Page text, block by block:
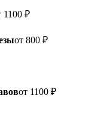
1100 ₽
от 800 ₽
от 1100 ₽